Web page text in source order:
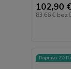
102,90 €
83,66 € bez
Doprava